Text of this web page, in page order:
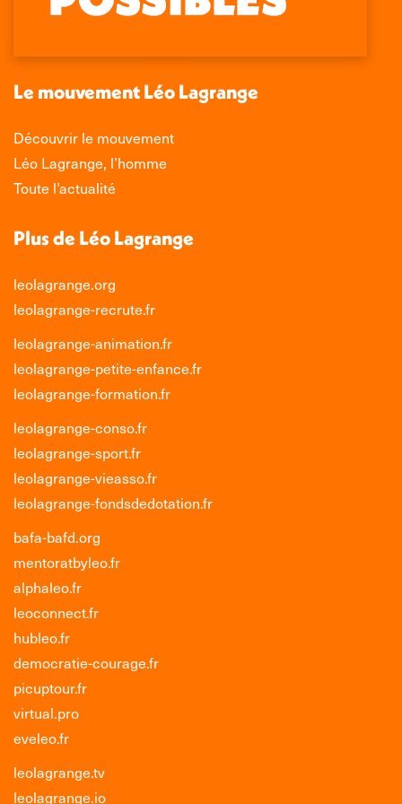
s'ouvre
une
fenêtre
s'ouvre
une
fenêtre
s'ouvre
une
fenêtre
s'ouvre
une
nouvelle
fenêtre
Le mouvement Léo Lagrange
Découvrir le mouvement
Léo Lagrange, l’homme
Toute l’actualité
Plus de Léo Lagrange
leolagrange.org
leolagrange-recrute.fr
leolagrange-animation.fr
leolagrange-petite-enfance.fr
leolagrange-formation.fr
leolagrange-conso.fr
leolagrange-sport.fr
leolagrange-vieasso.fr
leolagrange-fondsdedotation.fr
bafa-bafd.org
mentoratbyleo.fr
alphaleo.fr
leoconnect.fr
hubleo.fr
democratie-courage.fr
picuptour.fr
virtual.pro
eveleo.fr
leolagrange.tv
leolagrange.io